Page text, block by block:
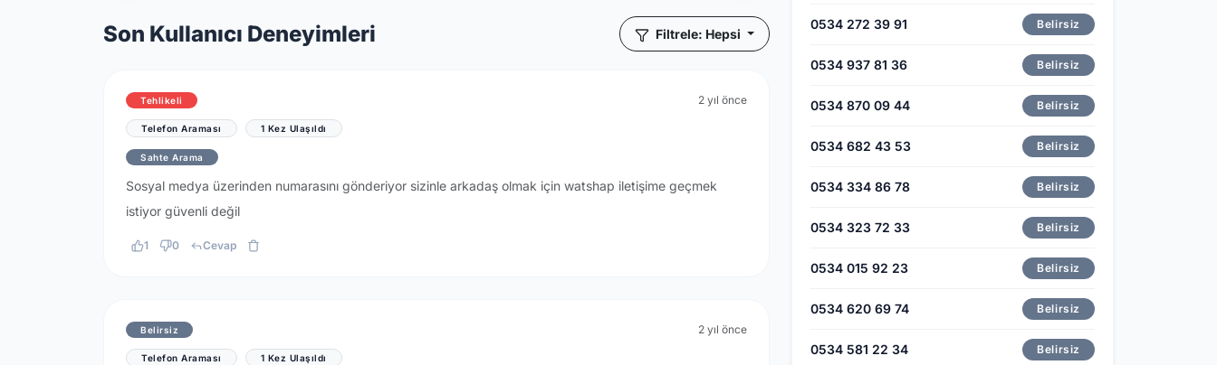
Son Kullanıcı Deneyimleri Filtrele: Hepsi
Tehlikeli 2 yıl önce
Telefon Araması 1 Kez Ulaşıldı
Sahte Arama
Sosyal medya üzerinden numarasını gönderiyor sizinle arkadaş olmak için watshap iletişime geçmek
istiyor güvenli değil
1 0 Cevap
Belirsiz 2 yıl önce
Telefon Araması 1 Kez Ulaşıldı
0534 272 39 91 Belirsiz
0534 937 81 36 Belirsiz
0534 870 09 44 Belirsiz
0534 682 43 53 Belirsiz
0534 334 86 78 Belirsiz
0534 323 72 33 Belirsiz
0534 015 92 23 Belirsiz
0534 620 69 74 Belirsiz
0534 581 22 34 Belirsiz